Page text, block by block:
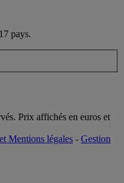
pays.
Prix affichés en euros et
Mentions légales - Gestion